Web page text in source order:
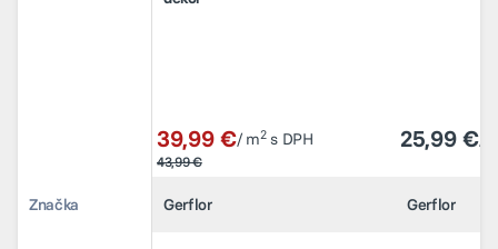
39,99 €
43,99 €
/ m2s DPH 25,99 €/
Značka Gerflor Gerflor
39,99 €
43,99 €
/ m2s DPH 25,99 €/
Značka Gerflor Gerflor